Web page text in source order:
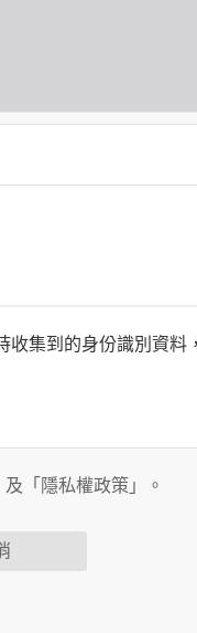
集到的身份識別資料
資料。對於您主動提
行為，在非經加密的
「隱私權政策」。